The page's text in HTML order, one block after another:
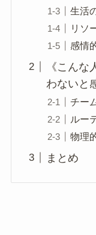
生活
リソ
感情
《こん
わないと
チー
ルー
物理
まとめ